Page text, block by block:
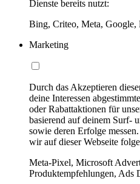
Dienste bereits nutzt:
Bing, Criteo, Meta,
Marketing
Durch das Akzeptieren
deine Interessen
oder Rabattaktionen für
basierend auf deinem Surf-
sowie deren Erfolge
wir auf dieser Webseite
Meta-Pixel, Microsoft
Produktempfehlungen, Ads